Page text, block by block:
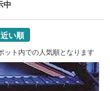
中
近い順
ト内での人気順となります